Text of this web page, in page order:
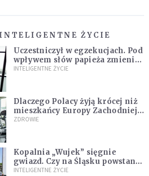
INTELIGENTNE ŻYCIE
Uczestniczył w egzekucjach. Pod
wpływem słów papieża zmienił
zdanie
INTELIGENTNE ŻYCIE
Dlaczego Polacy żyją krócej niż
mieszkańcy Europy Zachodniej?
Ekspertka wskazuje główne
ZDROWIE
Kopalnia „Wujek” sięgnie
gwiazd. Czy na Śląsku powstanie
„Dolina Krzemowa”?
INTELIGENTNE ŻYCIE